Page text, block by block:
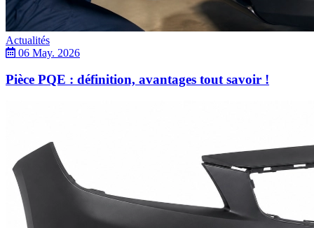
Actualités
06 May. 2026
Pièce PQE : définition, avantages tout savoir !